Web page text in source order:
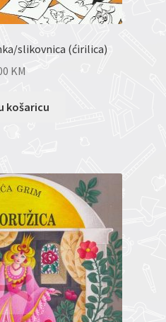
slikovnica (ćirilica)
KM
košaricu